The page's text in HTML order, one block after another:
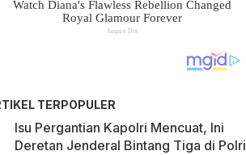
TERPOPULER
Isu Pergantian Kapolri Mencuat, Ini
Deretan Jenderal Bintang Tiga di Polri